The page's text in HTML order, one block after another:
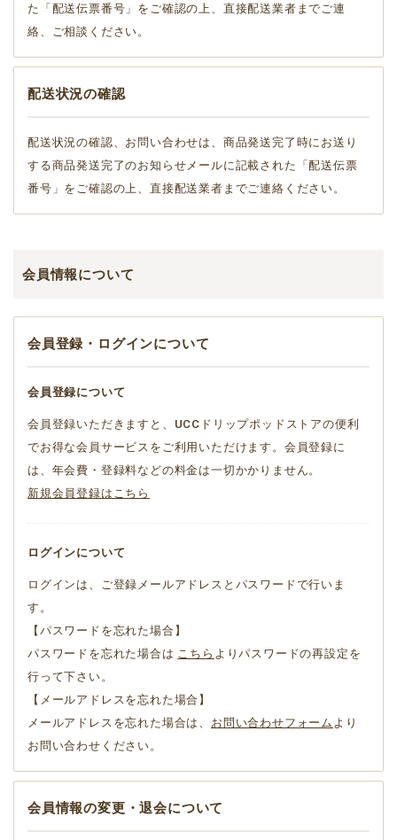
た「配送伝票番号」をご確認の上、直接配送業者までご連
絡、ご相談ください。
配送状況の確認
配送状況の確認、お問い合わせは、商品発送完了時にお送り
する商品発送完了のお知らせメールに記載された「配送伝票
番号」をご確認の上、直接配送業者までご連絡ください。
会員情報について
会員登録・ログインについて
会員登録について
会員登録いただきますと、UCCドリップポッドストアの便利
でお得な会員サービスをご利用いただけます。会員登録に
は、年会費・登録料などの料金は一切かかりません。
新規会員登録はこちら
ログインについて
ログインは、ご登録メールアドレスとパスワードで行いま
す。
【パスワードを忘れた場合】
パスワードを忘れた場合は こちら よりパスワードの再設定を
行って下さい。
【メールアドレスを忘れた場合】
メールアドレスを忘れた場合は、 お問い合わせフォーム より
お問い合わせください。
会員情報の変更・退会について